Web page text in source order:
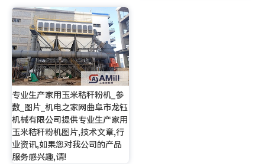
专业生产家用玉米秸秆粉机_参
数_图片_机电之家网曲阜市龙钰
机械有限公司提供专业生产家用
玉米秸秆粉机图片,技术文章,行
业资讯,如果您对我公司的产品
服务感兴趣,请!